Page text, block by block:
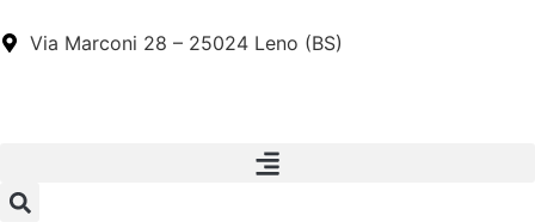
Via Marconi 28 – 25024 Leno (BS)